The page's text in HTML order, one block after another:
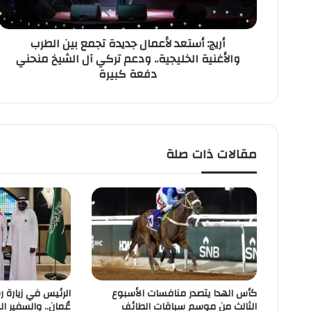
ع
م
د
ي
د
ت
م
ع
ب
ي
ن
أريج: أستعد لأعمال جديدة تجمع بين الطرب
والأغنية الخليجية.. ودعم تركي آل الشيخ منحني
دفعة كبيرة
مقالات ذات صلة
كأس الهدا يتصدر منافسات الأسبوع
الثالث من موسم سباقات الطائف
الرئيس في
عُمان.. والسفير